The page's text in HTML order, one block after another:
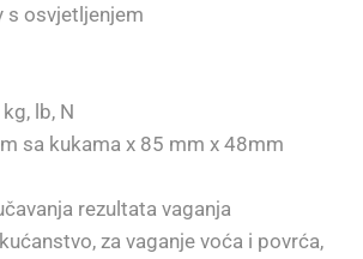
s osvjetljenjem
lb, N
sa kukama x 85 mm x 48mm
rezultata vaganja
za vaganje voća i povrća,